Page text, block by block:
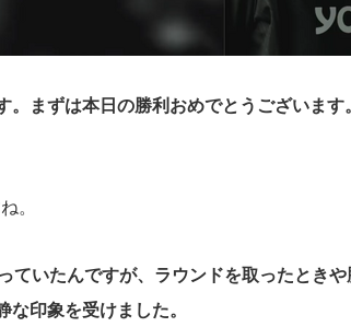
。まずは本日の勝利おめでとうございま
。
ていたんですが、ラウンドを取ったとき
な印象を受けました。